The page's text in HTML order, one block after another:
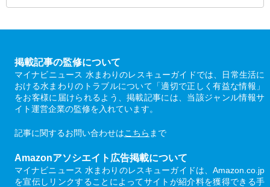
掲載記事の監修について
マイナビニュース 水まわりのレスキューガイドでは、日常生活に
おける水まわりのトラブルについて「適切で正しく有益な情報」
をお客様に届けられるよう、掲載記事には、当該ジャンル情報サ
イト運営企業の監修を入れています。
記事に関するお問い合わせはこちら まで
Amazonアソシエイト広告掲載について
マイナビニュース 水まわりのレスキューガイドは、Amazon.co.jp
を宣伝しリンクすることによってサイトが紹介料を獲得できる手